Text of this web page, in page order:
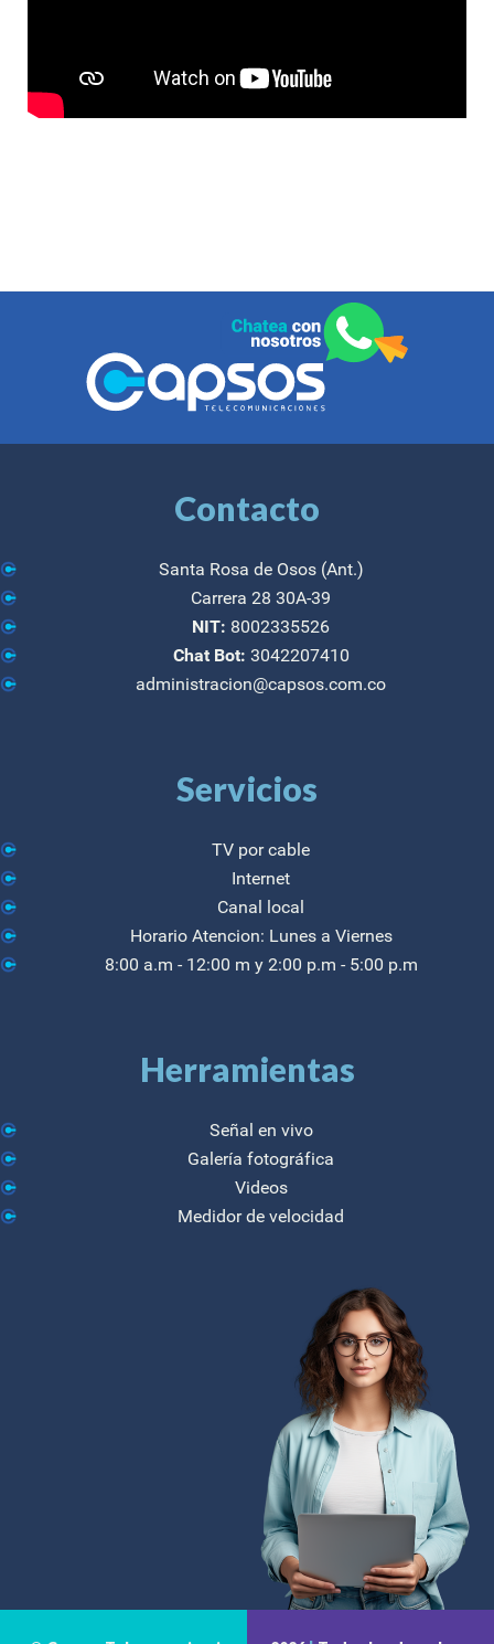
Contacto
Santa Rosa de Osos (Ant.)
Carrera 28 30A-39
NIT: 8002335526
Chat Bot: 3042207410
administracion@capsos.com.co
Servicios
TV por cable
Internet
Canal local
Horario Atencion: Lunes a Viernes
8:00 a.m - 12:00 m y 2:00 p.m - 5:00 p.m
Herramientas
Señal en vivo
Galería fotográfica
Videos
Medidor de velocidad